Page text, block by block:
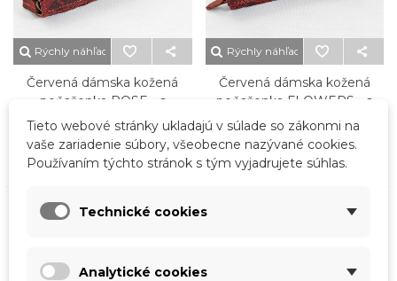
Rýchly náhľad
Červená dámska kožená
peňaženka ROSE - s
priečinkami na karty
35,00 €
Rýchly náhľad
Červená dámska kožená
peňaženka FLOWERS - s
priečinkami na karty
35,00 €
Tieto webové stránky ukladajú v súlade so zákonmi na
vaše zariadenie súbory, všeobecne nazývané cookies.
Používaním týchto stránok s tým vyjadrujete súhlas.
Technické cookies
Analytické cookies